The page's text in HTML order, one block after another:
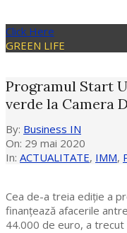
Click Here
GREEN LIFE
Programul Start
verde la Camera
By: Business IN
On: 29 mai 2020
In: ACTUALITATE, IMM,
Cea de-a treia ediție a
finanțează afacerile
44.000 de euro, a